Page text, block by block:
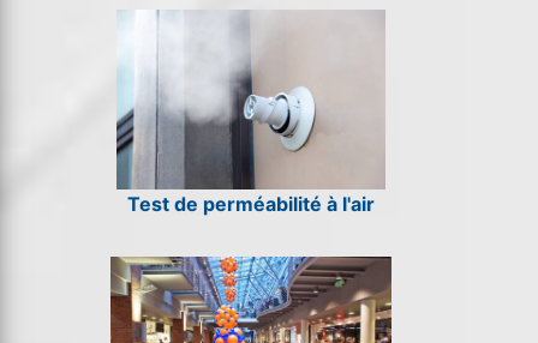
Test de perméabilité à l'air